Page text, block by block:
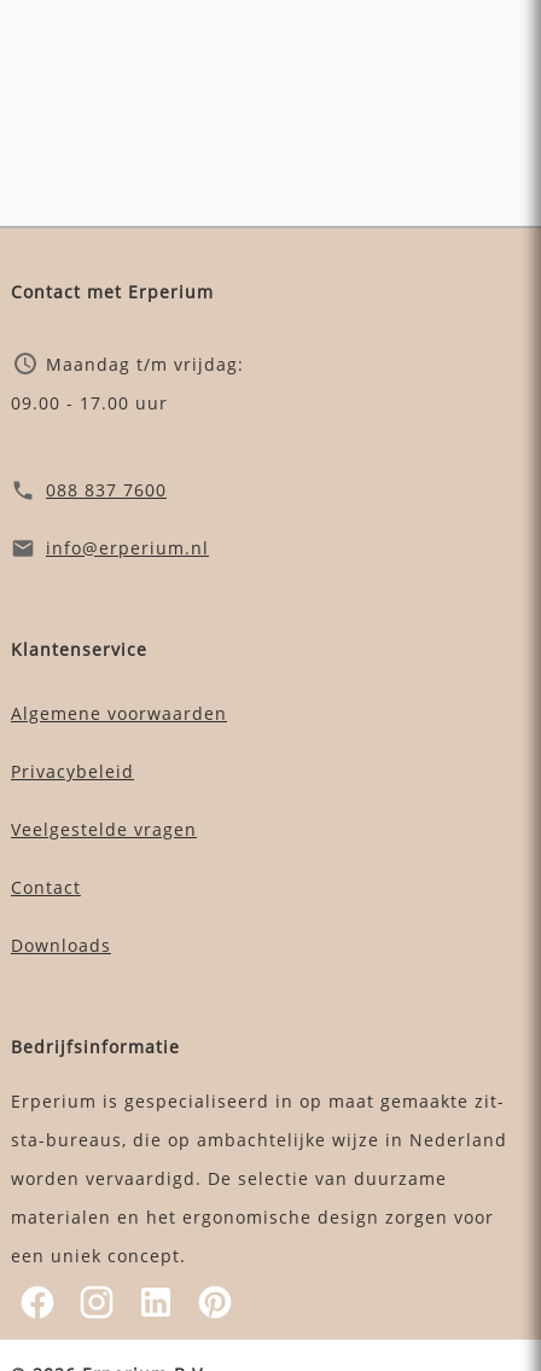
Contact met Erperium
Maandag t/m vrijdag:
09.00 - 17.00 uur
088 837 7600
info@erperium.nl
Klantenservice
Algemene voorwaarden
Privacybeleid
Veelgestelde vragen
Contact
Downloads
Bedrijfsinformatie
Erperium is gespecialiseerd in op maat gemaakte zit-
sta-bureaus, die op ambachtelijke wijze in Nederland
worden vervaardigd. De selectie van duurzame
materialen en het ergonomische design zorgen voor
een uniek concept.